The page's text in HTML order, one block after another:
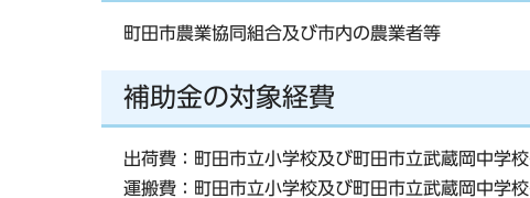
町田市農業協同組合及び市内の農業者等
補助金の対象経費
出荷費：町田市立小学校及び町田市立武蔵岡中学
運搬費：町田市立小学校及び町田市立武蔵岡中学